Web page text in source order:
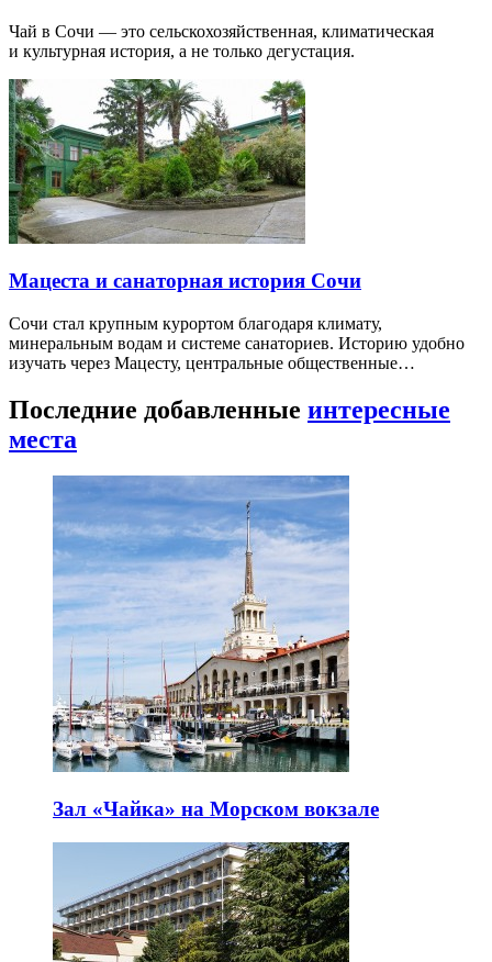
Чай в Сочи — это сельскохозяйственная, климатическая
и культурная история, а не только дегустация.
Мацеста и санаторная история Сочи
Сочи стал крупным курортом благодаря климату,
минеральным водам и системе санаториев. Историю удобно
изучать через Мацесту, центральные общественные…
Последние добавленные интересные
места
Зал «Чайка» на Морском вокзале